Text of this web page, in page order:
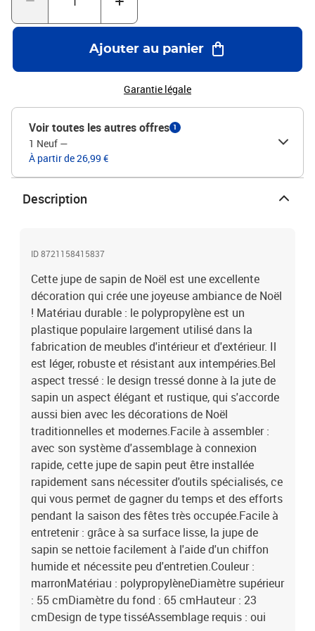
polypropylèneDiamètre supérieur : 55 cmDiamètre du fond : 65
cmHauteur : 23 cmDesign de type tisséAssemblage requis : oui
Ajouter au panier
Garantie légale
Voir toutes les autres offres 1
1 Neuf —
À partir de 26,99 €
Description
ID 8721158415837
Cette jupe de sapin de Noël est une excellente
décoration qui crée une joyeuse ambiance de Noël
! Matériau durable : le polypropylène est un
plastique populaire largement utilisé dans la
fabrication de meubles d'intérieur et d'extérieur. Il
est léger, robuste et résistant aux intempéries.Bel
aspect tressé : le design tressé donne à la jute de
sapin un aspect élégant et rustique, qui s'accorde
aussi bien avec les décorations de Noël
traditionnelles et modernes.Facile à assembler :
avec son système d'assemblage à connexion
rapide, cette jupe de sapin peut être installée
rapidement sans nécessiter d'outils spécialisés, ce
qui vous permet de gagner du temps et des efforts
pendant la saison des fêtes très occupée.Facile à
entretenir : grâce à sa surface lisse, la jupe de
sapin se nettoie facilement à l'aide d'un chiffon
humide et nécessite peu d'entretien.Couleur :
marronMatériau : polypropylèneDiamètre supérieur
: 55 cmDiamètre du fond : 65 cmHauteur : 23
cmDesign de type tisséAssemblage requis : oui